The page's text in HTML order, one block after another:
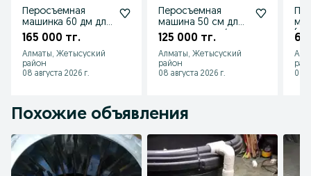
Перосъемная
машинка 60 дм для
птицы
165 000 тг.
Алматы, Жетысуский
район
08 августа 2026 г.
Перосъемная
машина 50 см для
ощипа птицы /
125 000 тг.
Алматы, Жетысуский
район
08 августа 2026 г.
65
08
Похожие объявления